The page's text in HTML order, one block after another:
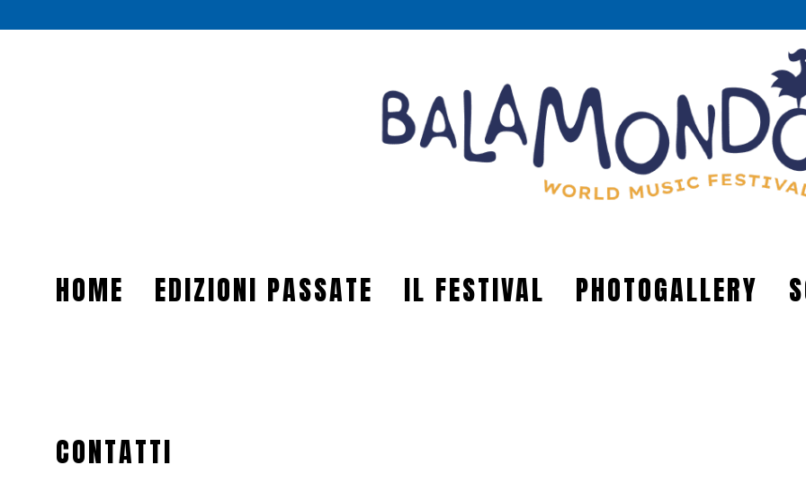
HOME EDIZIONI PASSATE IL FESTIVAL PHOTOGALLERY
CONTATTI